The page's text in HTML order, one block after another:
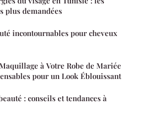
plus demandées
incontournables pour cheveux
à Votre Robe de Mariée
pour un Look Éblouissant
: conseils et tendances à